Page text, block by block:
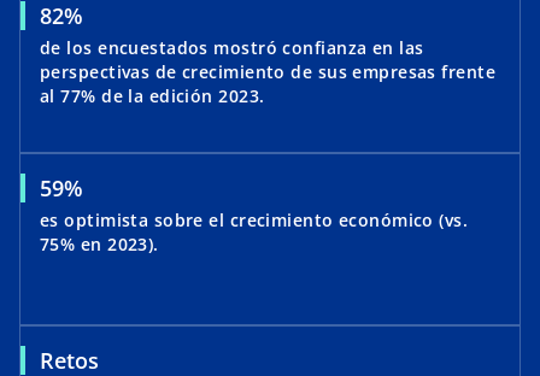
82%
de los encuestados mostró confianza en las
perspectivas de crecimiento de sus empresas frente
al 77% de la edición 2023.
59%
es optimista sobre el crecimiento económico (vs.
75% en 2023).
Retos